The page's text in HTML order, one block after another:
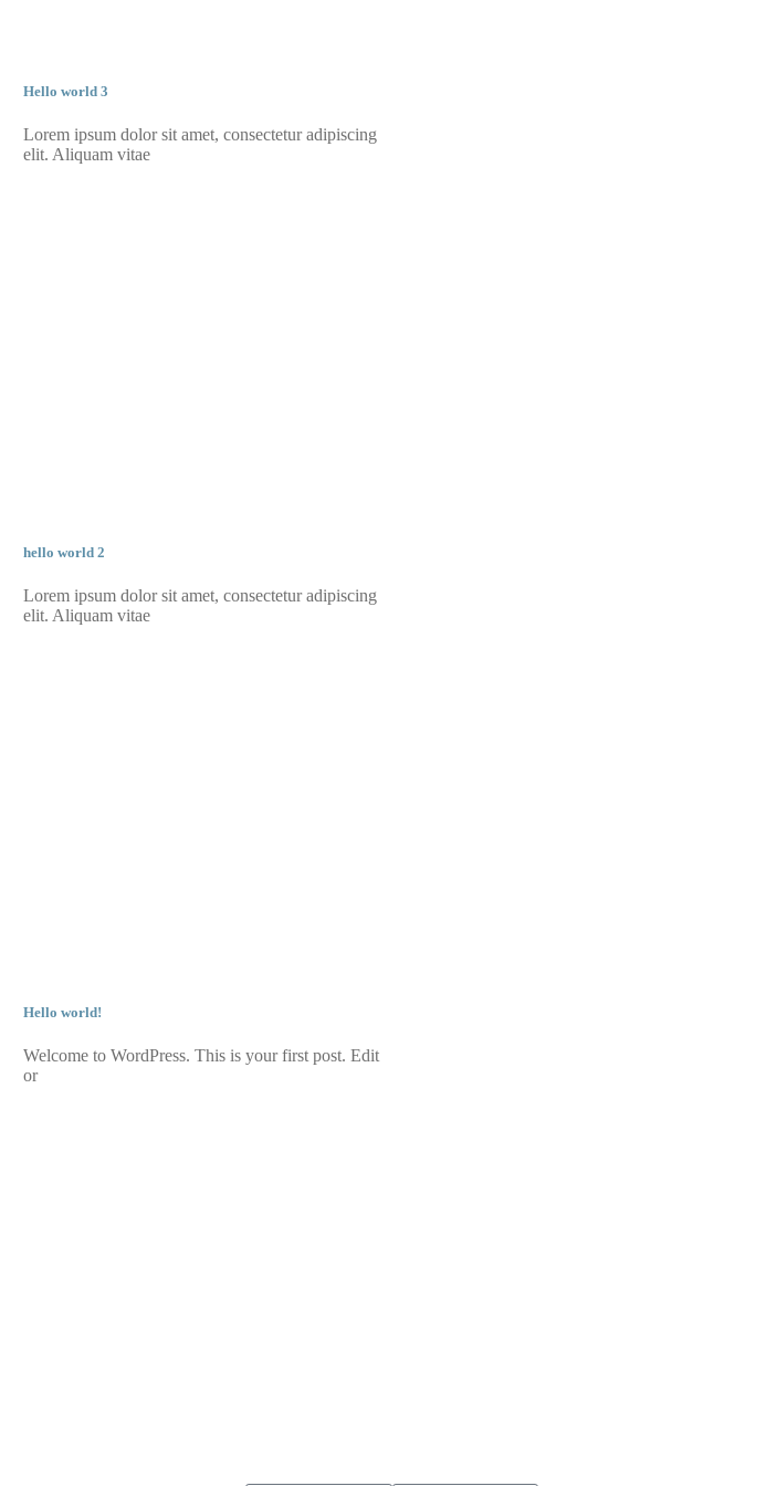
Hello world 3
Lorem ipsum dolor sit amet, consectetur adipiscing
elit. Aliquam vitae
hello world 2
Lorem ipsum dolor sit amet, consectetur adipiscing
elit. Aliquam vitae
Hello world!
Welcome to WordPress. This is your first post. Edit
or